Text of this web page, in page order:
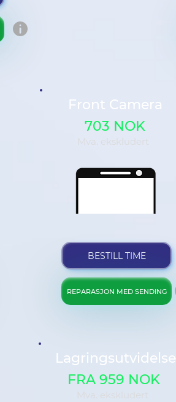
Front Camera
703 NOK
Mva. ekskludert
BESTILL TIME
REPARASJON MED SENDING
Lagringsutvidelse
FRA 959 NOK